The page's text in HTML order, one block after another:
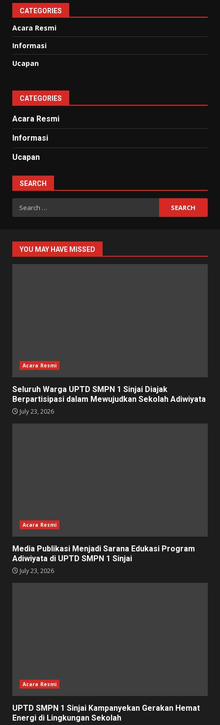
CATEGORIES
Acara Resmi
Informasi
Ucapan
CATEGORIES
Acara Resmi
Informasi
Ucapan
SEARCH
Search
for:
YOU MAY HAVE MISSED
Acara Resmi
Seluruh Warga UPTD SMPN 1 Sinjai Diajak
Berpartisipasi dalam Mewujudkan Sekolah Adiwiyata
July 23, 2026
Acara Resmi
Media Publikasi Menjadi Sarana Edukasi Program
Adiwiyata di UPTD SMPN 1 Sinjai
July 23, 2026
Acara Resmi
UPTD SMPN 1 Sinjai Kampanyekan Gerakan Hemat
Energi di Lingkungan Sekolah